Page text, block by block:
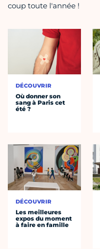
coup toute l'année !
DÉCOUVRIR
Où donner son
sang à Paris cet
été ?
DÉCOUVRIR
Les meilleures
expos du moment
à faire en famille